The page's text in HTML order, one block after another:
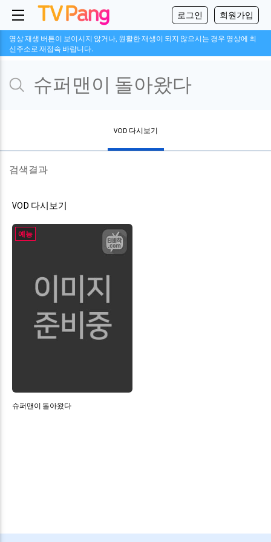
로그인 회원가입
영상 재생 버튼이 보이시지 않거나, 원활한 재생이 되지 않으시는 경우 영상에 최
신주소로 재접속 바랍니다.
VOD 다시보기
검색결과
VOD 다시보기
예능
슈퍼맨이 돌아왔다